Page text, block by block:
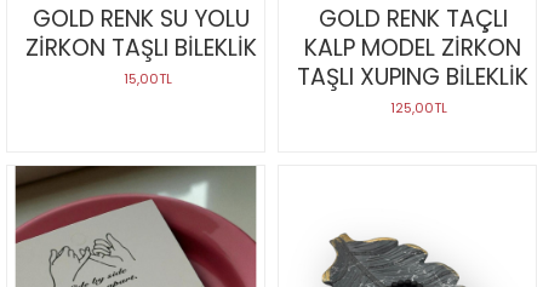
GOLD RENK SU YOLU
ZİRKON TAŞLI BİLEKLİK
15,00TL
GOLD RENK TAÇLI
KALP MODEL ZİRKON
TAŞLI XUPING BİLEKLİK
125,00TL